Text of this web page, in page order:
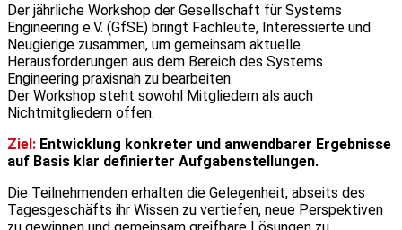
Der jährliche Workshop der Gesellschaft für Systems
Engineering e.V. (GfSE) bringt Fachleute, Interessierte und
Neugierige zusammen, um gemeinsam aktuelle
Herausforderungen aus dem Bereich des Systems
Engineering praxisnah zu bearbeiten.
Der Workshop steht sowohl Mitgliedern als auch
Nichtmitgliedern offen.
Ziel: Entwicklung konkreter und anwendbarer Ergebnisse
auf Basis klar definierter Aufgabenstellungen.
Die Teilnehmenden erhalten die Gelegenheit, abseits des
Tagesgeschäfts ihr Wissen zu vertiefen, neue Perspektiven